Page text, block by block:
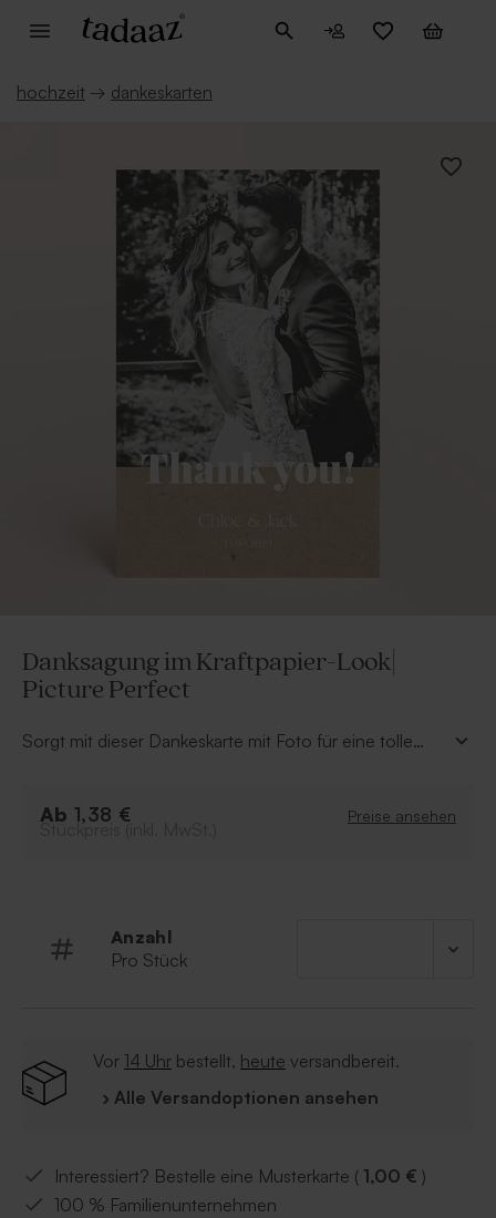
hochzeit → dankeskarten
Danksagung im Kraftpapier-Look|
Picture Perfect
Sorgt mit dieser Dankeskarte mit Foto für eine tolle
wird in unserem Editor mit eurem Lieblingsfoto zu
Ab 1,38 € Preise ansehen
Anzahl
Pro Stück
Vor 14 Uhr bestellt, heute versandbereit.
› Alle Versandoptionen ansehen
Interessiert? Bestelle eine Musterkarte ( 1,00 € )
100 % Familienunternehmen